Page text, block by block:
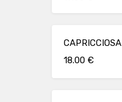
CAPRICCIOSA
18.00 €